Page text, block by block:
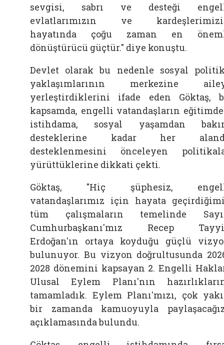
sevgisi, sabrı ve desteği
evlatlarımızın ve
hayatında çoğu zaman en
dönüştürücü güçtür." diye konuştu.
Devlet olarak bu nedenle sosyal
yaklaşımlarının merkezine
yerleştirdiklerini ifade eden
Göktaş,
kapsamda, engelli vatandaşların
istihdama, sosyal yaşamdan
desteklerine kadar her
desteklenmesini önceleyen
yürüttüklerine dikkati çekti.
Göktaş, "Hiç şüphesiz,
vatandaşlarımız için hayata
tüm çalışmaların temelinde
Cumhurbaşkanı'mız Recep
Erdoğan'ın ortaya koyduğu güçlü
bulunuyor. Bu vizyon doğrultusunda
2028 dönemini kapsayan 2. Engelli
Ulusal Eylem Planı'nın
tamamladık. Eylem Planı'mızı, çok
bir zamanda kamuoyuyla
açıklamasında bulundu.